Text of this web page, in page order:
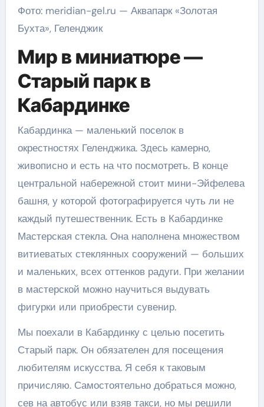
Фото: meridian-gel.ru — Аквапарк «Золотая
Бухта», Геленджик
Мир в миниатюре —
Старый парк в
Кабардинке
Кабардинка — маленький поселок в
окрестностях Геленджика. Здесь камерно,
живописно и есть на что посмотреть. В конце
центральной набережной стоит мини-Эйфелева
башня, у которой фотографируется чуть ли не
каждый путешественник. Есть в Кабардинке
Мастерская стекла. Она наполнена множеством
витиеватых стеклянных сооружений — больших
и маленьких, всех оттенков радуги. При желании
в мастерской можно научиться выдувать
фигурки или приобрести сувенир.
Мы поехали в Кабардинку с целью посетить
Старый парк. Он обязателен для посещения
любителям искусства. Я себя к таковым
причисляю. Самостоятельно добраться можно,
сев на автобус или взяв такси, но мы решили